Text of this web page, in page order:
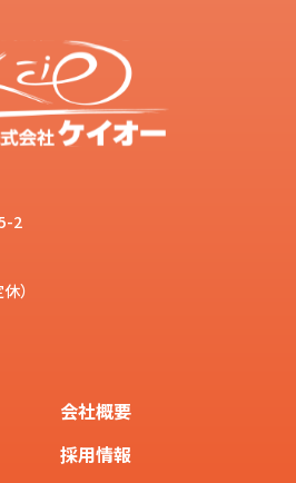
2
）
会社概要
採用情報